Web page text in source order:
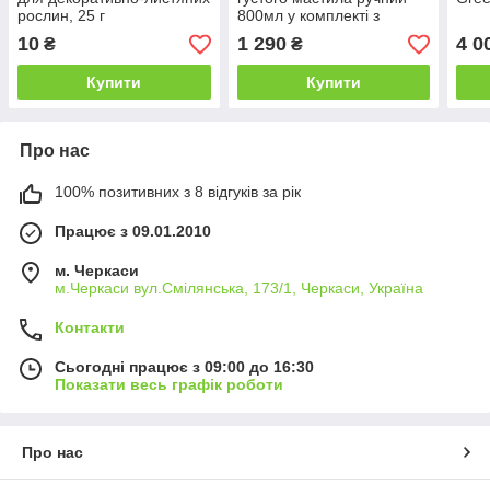
рослин, 25 г
10 ₴
Купити
800мл у комплекті з
жорстким (L-140мм) та
гнучким (L-300мм)
1 290₴
Купити
4
Про нас
100% позитивних з 8 відгуків за рік
Працює з 09.01.2010
м. Черкаси
м.Черкаси вул.Смілянська, 173/1, Черкаси, Україна
Контакти
Сьогодні працює з 09:00 до 16:30
Показати весь графік роботи
Про нас